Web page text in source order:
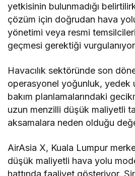
yetkisinin bulunmadığı
çözüm için doğrudan hava
yönetimi veya resmi
geçmesi gerektiği
Havacılık sektöründe son
operasyonel yoğunluk, yedek
bakım planlamalarındaki
uzun menzilli düşük maliyetli
aksamalara neden olduğu
AirAsia X, Kuala Lumpur
düşük maliyetli hava yolu
hattında faaliyet gösteriyor.